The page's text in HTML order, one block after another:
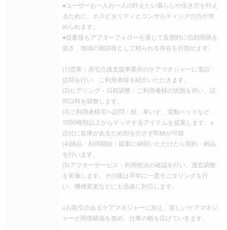
●ユーザーお一人お一人の叶えたい暮らしや生き方を叶え
るために、ホスピタリティとコンサルティングの力が求
められます。
●提案後もアフターフォローを通じて長期的に信頼関係を
築き、地域の相談役として頼られる存在を目指せます。
(1)営業：居宅介護支援事業所のケアマネジャーに電話・
訪問を行い、ご利用者様を紹介いただきます。
(2)ヒアリング・日程調整：ご利用者様の状態を伺い、訪
問日時を調整します。
(3)ご利用者様宅へ訪問：杖、車いす、電動ベッドなど、
1000種類以上からマッチするアイテムを提案します。※
自社に在庫があるため卸を介さず即納が可能
(4)納品・利用開始：提案に納得いただけたら契約・納品
を行います。
(5)アフターサービス：利用状況の確認を行い、適宜調整
を実施します。その後は半年に一度モニタリングを行
い、機種変更などにも迅速に対応します。
※お取引のあるケアマネジャーに加え、新しいケアマネジ
ャーと関係構築を進め、仕事の幅を広げていきます。